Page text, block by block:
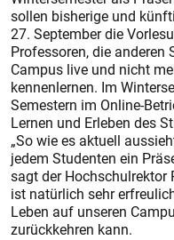
sollen bisherige und
27. September die
Professoren, die anderen
Campus live und nicht
kennenlernen. Im
Semestern im Online-
Lernen und Erleben des
„So wie es aktuell
jedem Studenten ein
sagt der Hochschulrektor
ist natürlich sehr
Leben auf unseren
zurückkehren kann.